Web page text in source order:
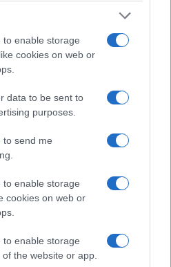
to enable storage
cookies on web or
data to be sent to
purposes.
to send me
to enable storage
cookies on web or
to enable storage
the website or app.
της θερμοκρασίας
ισχυροί άνεμοι